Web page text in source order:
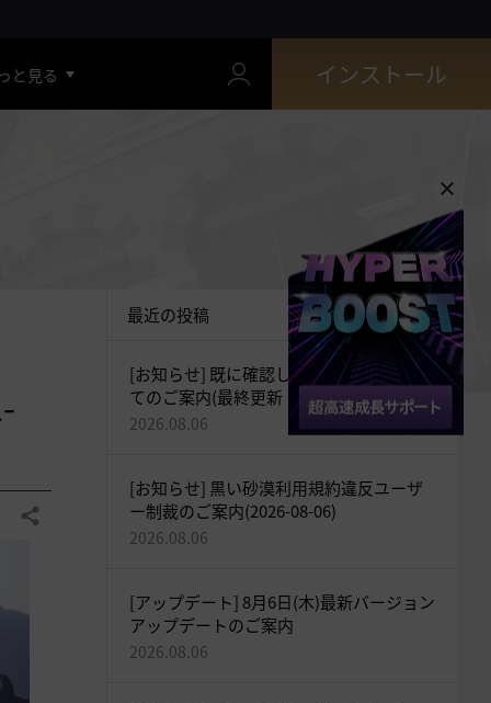
と見る インストール
共有する
最近の投稿
[お知らせ] 既に確認している現象につい
てのご案内(最終更新：2026-08-06 19:27)
2026.08.06
[お知らせ] 黒い砂漠利用規約違反ユーザ
ー制裁のご案内(2026-08-06)
2026.08.06
[アップデート] 8月6日(木)最新バージョン
アップデートのご案内
2026.08.06